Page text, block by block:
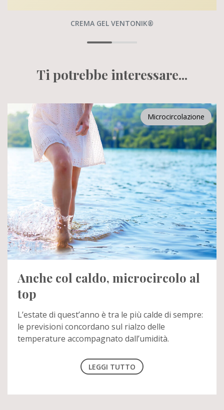
CREMA GEL VENTONIK®
Ti potrebbe interessare...
Microcircolazione
Anche col caldo, microcircolo al
top
L’estate di quest’anno è tra le più calde di sempre:
le previsioni concordano sul rialzo delle
temperature accompagnato dall’umidità.
LEGGI TUTTO